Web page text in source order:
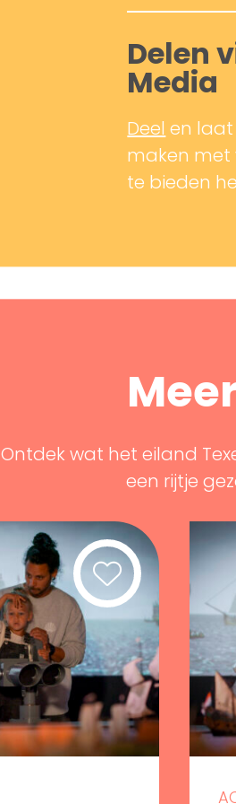
Delen
Media
Deel en laat
maken met
te bieden
Ontdek wat het eiland
een rijtje